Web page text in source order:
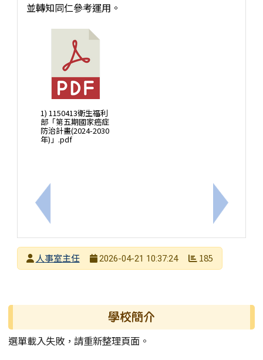
上一筆：「天然災害停止上班及上課作業辦法」部
並轉知同仁參考運用。
1) 1150413衛生福利
部「第五期國家癌症
防治計畫(2024-2030
年)」.pdf
下一筆：
發布者人事室主任
2026-04-21 10:37:24 185
左邊區域內容 學校簡介
選單載入失敗，請重新整理頁面。